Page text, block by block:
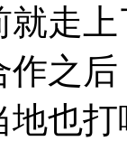
走
之
也